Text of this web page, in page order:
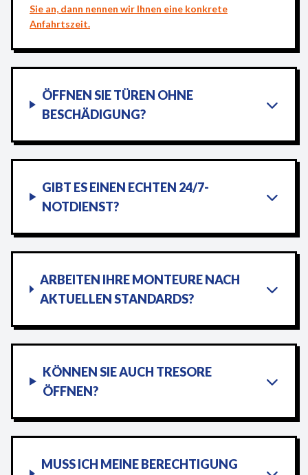
Sie an, dann nennen wir Ihnen eine konkrete
Anfahrtszeit.
ÖFFNEN SIE TÜREN OHNE
BESCHÄDIGUNG?
GIBT ES EINEN ECHTEN 24/7-
NOTDIENST?
ARBEITEN IHRE MONTEURE NACH
AKTUELLEN STANDARDS?
KÖNNEN SIE AUCH TRESORE
ÖFFNEN?
MUSS ICH MEINE BERECHTIGUNG